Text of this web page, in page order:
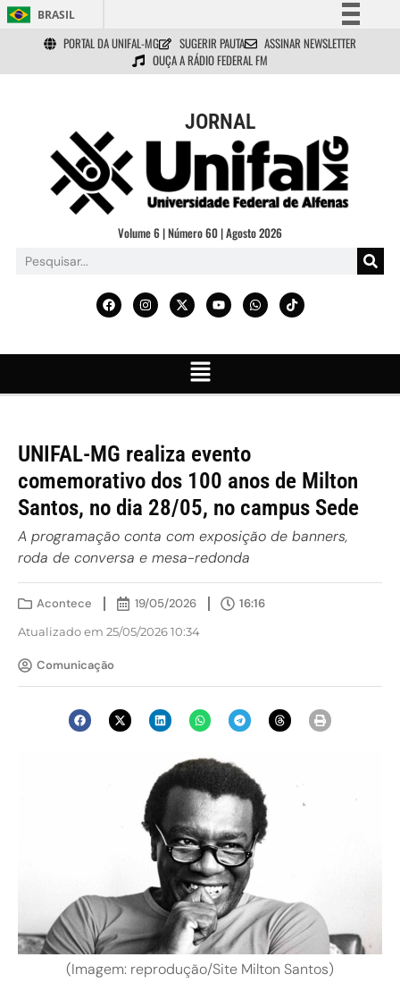
BRASIL
Simplifique!
Comunica BR
Acesso à informação
Legislação
Canais
PORTAL DA UNIFAL-MG SUGERIR PAUTA
ASSINAR NEWSLETTER
OUÇA A RÁDIO FEDERAL FM
JORNAL
Volume 6 | Número 60 | Agosto 2026
UNIFAL-MG realiza evento
comemorativo dos 100 anos de Milton
Santos, no dia 28/05, no campus Sede
A programação conta com exposição de banners,
roda de conversa e mesa-redonda
Acontece 19/05/2026 16:16
Atualizado em 25/05/2026 10:34
Comunicação
(Imagem: reprodução/Site Milton Santos)